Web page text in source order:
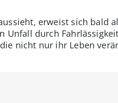
erweist sich bald
Unfall durch
nicht nur ihr Leben